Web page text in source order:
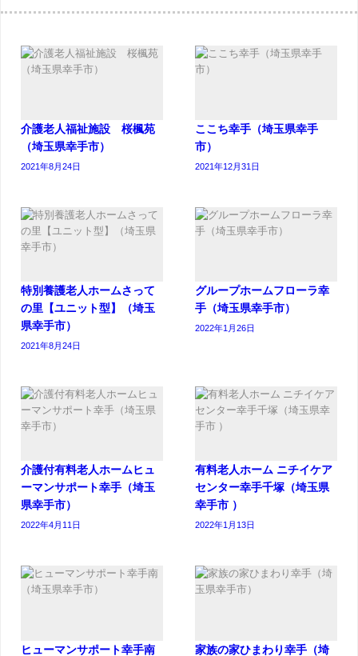
介護老人福祉施設 桜楓苑
（埼玉県幸手市）
2021年8月24日
ここち幸手（埼玉県幸手
市）
2021年12月31日
特別養護老人ホームさって
の里【ユニット型】（埼玉
県幸手市）
2021年8月24日
グループホームフローラ幸
手（埼玉県幸手市）
2022年1月26日
介護付有料老人ホームヒュ
ーマンサポート幸手（埼玉
県幸手市）
2022年4月11日
有料老人ホーム ニチイケア
センター幸手千塚（埼玉県
幸手市 ）
2022年1月13日
ヒューマンサポート幸手南
家族の家ひまわり幸手（埼